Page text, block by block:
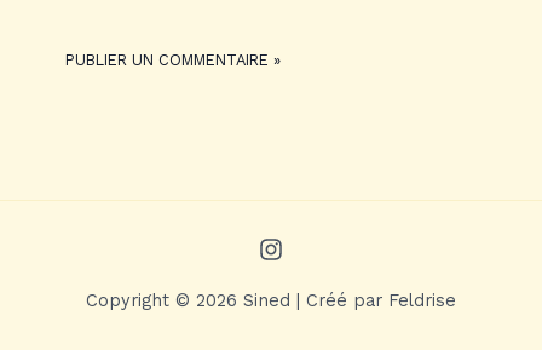
Copyright © 2026 Sined | Créé par Feldrise